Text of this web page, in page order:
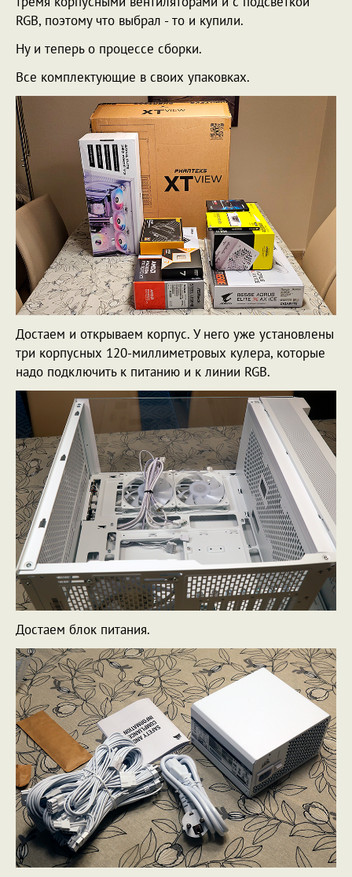
RGB, поэтому что выбрал - то и купили.
Ну и теперь о процессе сборки.
Все комплектующие в своих упаковках.
Достаем и открываем корпус. У него уже установлены
три корпусных 120-миллиметровых кулера, которые
надо подключить к питанию и к линии RGB.
Достаем блок питания.